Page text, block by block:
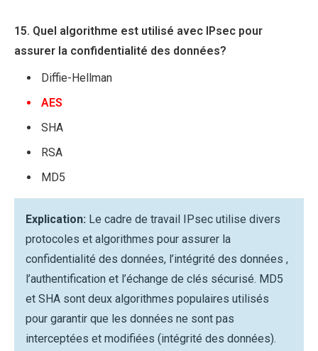
15. Quel algorithme est utilisé avec IPsec pour
assurer la confidentialité des données?
Diffie-Hellman
AES
SHA
RSA
MD5
Explication: Le cadre de travail IPsec utilise divers
protocoles et algorithmes pour assurer la
confidentialité des données, l’intégrité des données ,
l’authentification et l’échange de clés sécurisé. MD5
et SHA sont deux algorithmes populaires utilisés
pour garantir que les données ne sont pas
interceptées et modifiées (intégrité des données).